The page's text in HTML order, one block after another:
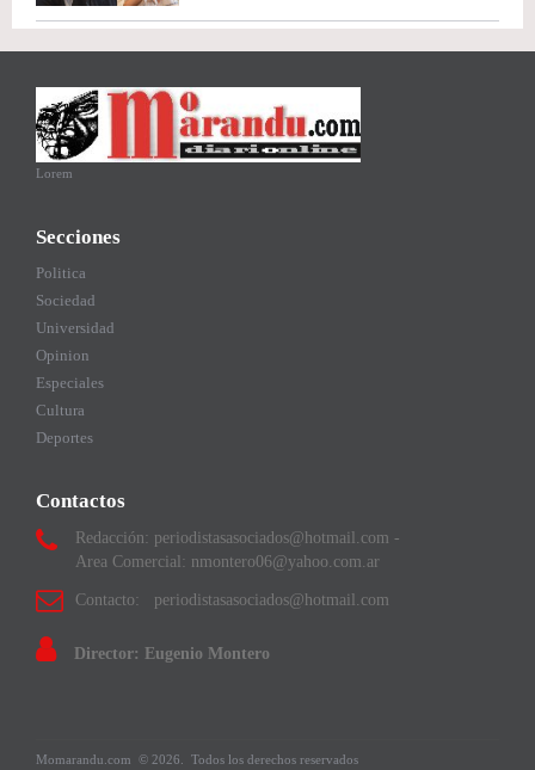
Lorem
Secciones
Politica
Sociedad
Universidad
Opinion
Especiales
Cultura
Deportes
Contactos
Redacción: periodistasasociados@hotmail.com -
Area Comercial: nmontero06@yahoo.com.ar
Contacto: periodistasasociados@hotmail.com
Director: Eugenio Montero
Momarandu.com © 2026. Todos los derechos reservados